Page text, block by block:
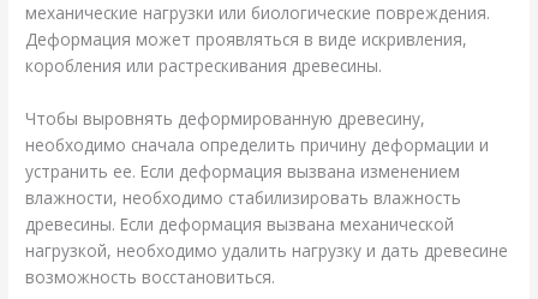
механические нагрузки или биологические повреждения.
Деформация может проявляться в виде искривления,
коробления или растрескивания древесины.
Чтобы выровнять деформированную древесину,
необходимо сначала определить причину деформации и
устранить ее. Если деформация вызвана изменением
влажности, необходимо стабилизировать влажность
древесины. Если деформация вызвана механической
нагрузкой, необходимо удалить нагрузку и дать древесине
возможность восстановиться.